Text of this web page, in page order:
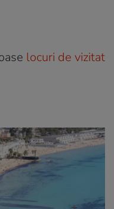
locuri de vizitat